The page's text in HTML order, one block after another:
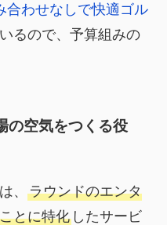
合わせなしで快適ゴル
るので、予算組みの
の空気をつくる役
、 ラウンドのエンタ
とに特化したサービ